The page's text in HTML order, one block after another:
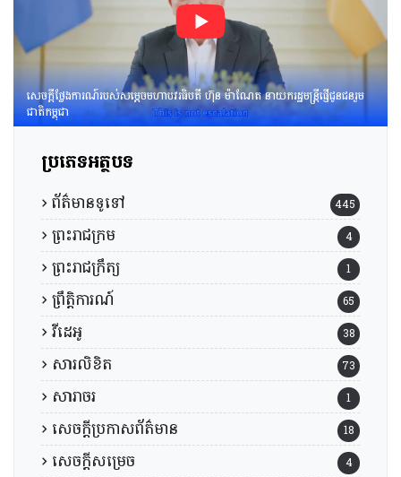
សេចក្តីថ្លែងការណ៍របស់សម្តេចមហាបវរធិបតី ហ៊ុន ម៉ាណែត នាយករដ្ឋមន្រ្តីផ្ញើជូនជនរួម
ជាតិកម្ពុជា
ប្រភេទអត្ថបទ
ព័ត៌មានទូទៅ 445
ព្រះរាជក្រម 4
ព្រះរាជក្រឹត្យ 1
ព្រឹត្តិការណ៍ 65
វីដេអូ 38
សារលិខិត 73
សារាចរ 1
សេចក្តីប្រកាសព័ត៌មាន 18
សេចក្តីសម្រេច 4